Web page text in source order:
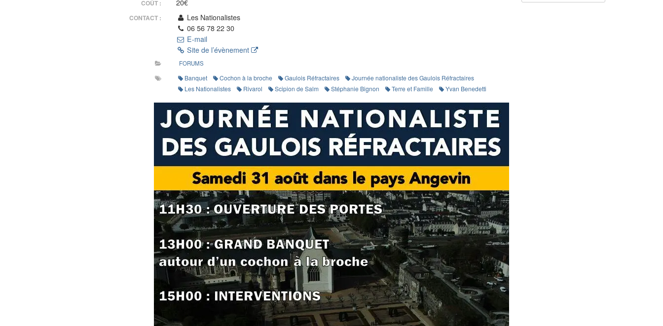
COÛT : 20€
CONTACT :
Les Nationalistes
06 56 78 22 30
E-mail
Site de l’évènement
FORUMS
Banquet Cochon à la broche Gaulois Réfractaires
Journée nationaliste des Gaulois Réfractaires
Les Nationalistes
Rivarol Scipion de Salm Stéphanie Bignon Terre et Famille Yvan Benedetti